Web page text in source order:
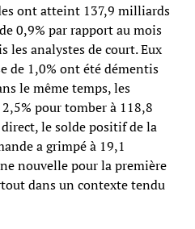
ont atteint 137,9 milliards
0,9% par rapport au mois
les analystes de court. Eux
de 1,0% ont été démentis
le même temps, les
pour tomber à 118,8
le solde positif de la
a grimpé à 19,1
nouvelle pour la première
dans un contexte tendu